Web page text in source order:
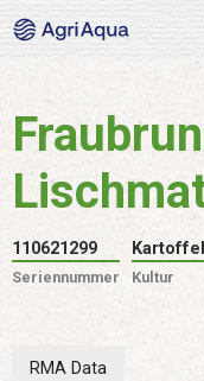
110621299
Seriennummer Kultur
RMA Data